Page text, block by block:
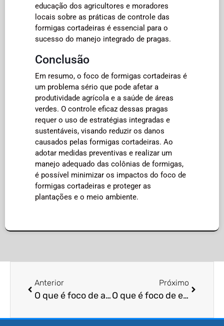
educação dos agricultores e moradores
locais sobre as práticas de controle das
formigas cortadeiras é essencial para o
sucesso do manejo integrado de pragas.
Conclusão
Em resumo, o foco de formigas cortadeiras é
um problema sério que pode afetar a
produtividade agrícola e a saúde de áreas
verdes. O controle eficaz dessas pragas
requer o uso de estratégias integradas e
sustentáveis, visando reduzir os danos
causados pelas formigas cortadeiras. Ao
adotar medidas preventivas e realizar um
manejo adequado das colônias de formigas,
é possível minimizar os impactos do foco de
formigas cortadeiras e proteger as
plantações e o meio ambiente.
Anterior
O que é foco de aranhas caranguejeiras?
Próximo
O que é foco de escorpiões amarelos?